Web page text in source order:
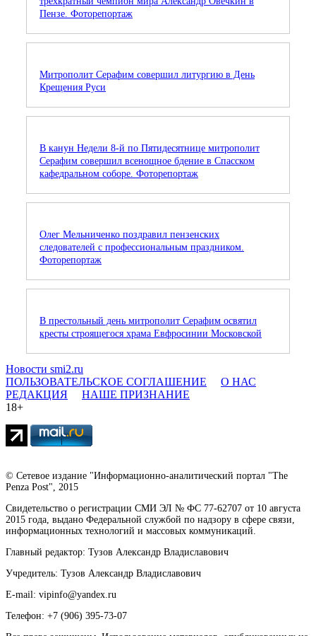
Пензе. Фоторепортаж
Митрополит Серафим совершил литургию в День
Крещения Руси
В канун Недели 8-й по Пятидесятнице митрополит
Серафим совершил всенощное бдение в Спасском
кафедральном соборе. Фоторепортаж
Олег Мельниченко поздравил пензенских
следователей с профессиональным праздником.
Фоторепортаж
В престольный день митрополит Серафим освятил
кресты строящегося храма Евфросинии Московской
Новости smi2.ru
ПОЛЬЗОВАТЕЛЬСКОЕ СОГЛАШЕНИЕ
О НАС
РЕДАКЦИЯ
НАШЕ ПРИЗНАНИЕ
18+
© Сетевое издание "Информационно-аналитический портал "The
Penza Post", 2015
Свидетельство о регистрации СМИ ЭЛ № ФС 77-62707 от 10 августа
2015 года, выдано Федеральной службой по надзору в сфере связи,
информационных технологий и массовых коммуникаций.
Главный редактор: Тузов Александр Владиславович
Учредитель: Тузов Александр Владиславович
E-mail: vipinfo@yandex.ru
Телефон: +7 (906) 395-73-07